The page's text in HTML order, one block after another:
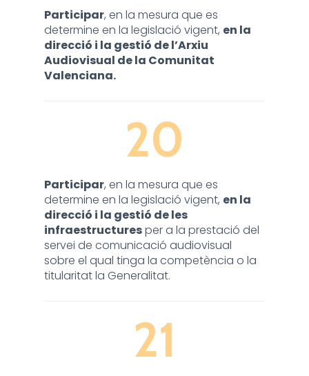
Participar, en la mesura que es
determine en la legislació vigent, en la
direcció i la gestió de l’Arxiu
Audiovisual de la Comunitat
Valenciana.
20
Participar, en la mesura que es
determine en la legislació vigent, en la
direcció i la gestió de les
infraestructuresper a la prestació del
servei de comunicació audiovisual
sobre el qual tinga la competència o la
titularitat la Generalitat.
21